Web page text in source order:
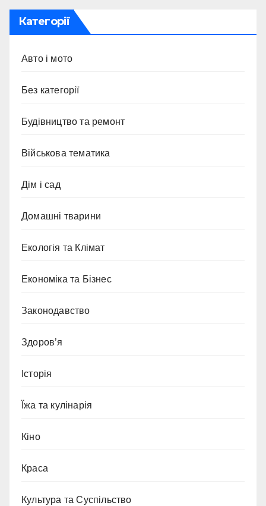
Категорії
Авто і мото
Без категорії
Будівництво та ремонт
Військова тематика
Дім і сад
Домашні тварини
Екологія та Клімат
Економіка та Бізнес
Законодавство
Здоров’я
Історія
Їжа та кулінарія
Кіно
Краса
Культура та Суспільство